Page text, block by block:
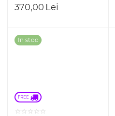
370,00 Lei
In stoc
FREE